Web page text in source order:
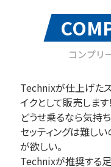
コンプリ
Technixが仕上げた
イクとして販売します！
どうせ乗るなら気持
セッティングは難し
が欲しい。
Technixが推奨する